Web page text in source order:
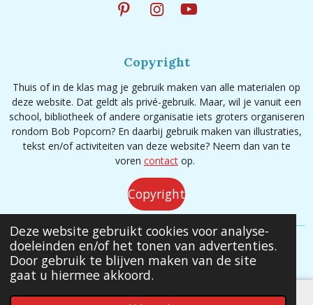
Deze website gebruikt cookies voor analyse-
doeleinden en/of het tonen van advertenties.
Door gebruik te blijven maken van de site
gaat u hiermee akkoord.
P
t
r
e
s
t
I
t
g
r
a
m
Y
T
b
e
Copyright
Thuis of in de klas mag je gebruik maken van alle materialen op
deze website. Dat geldt als privé-gebruik. Maar, wil je vanuit een
school, bibliotheek of andere organisatie iets groters organiseren
rondom Bob Popcorn? En daarbij gebruik maken van illustraties,
tekst en/of activiteiten van deze website? Neem dan van te
voren contact op.
Copyright
© 2020 - 2026 Bob Popcorn